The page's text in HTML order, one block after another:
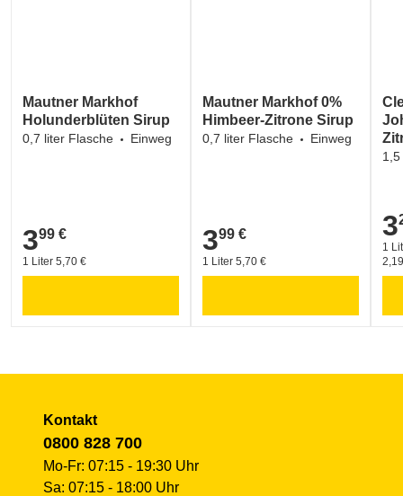
Mautner Markhof
Holunderblüten Sirup
0,7 liter Flasche Einweg
3,99 €
399 €
1 Liter 5,70 €
Mautner Markhof 0%
Himbeer-Zitrone Sirup
0,7 liter Flasche Einweg
3,99 €
399 €
1 Liter 5,70 €
3
1
Kontakt
0800 828 700
Mo-Fr: 07:15 - 19:30 Uhr
Sa: 07:15 - 18:00 Uhr